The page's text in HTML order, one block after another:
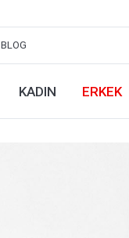
BLOG
KADIN ERKEK